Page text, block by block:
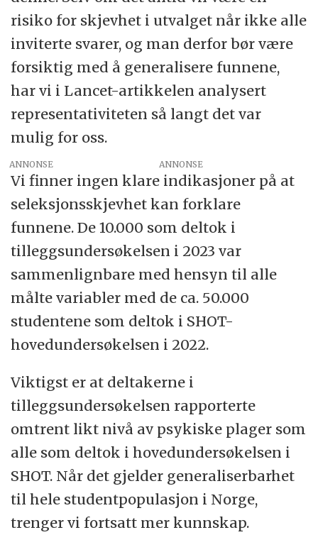
risiko for skjevhet i utvalget når ikke alle
inviterte svarer, og man derfor bør være
forsiktig med å generalisere funnene,
har vi i Lancet-artikkelen analysert
representativiteten så langt det var
mulig for oss.
ANNONSE
Vi finner ingen klare indikasjoner på at
seleksjonsskjevhet kan forklare
funnene. De 10.000 som deltok i
tilleggsundersøkelsen i 2023 var
sammenlignbare med hensyn til alle
målte variabler med de ca. 50.000
studentene som deltok i SHOT-
hovedundersøkelsen i 2022.
Viktigst er at deltakerne i
tilleggsundersøkelsen rapporterte
omtrent likt nivå av psykiske plager som
alle som deltok i hovedundersøkelsen i
SHOT. Når det gjelder generaliserbarhet
til hele studentpopulasjon i Norge,
trenger vi fortsatt mer kunnskap.